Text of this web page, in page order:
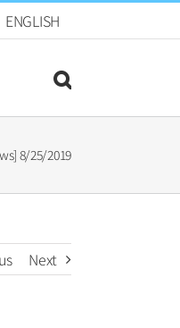
ENGLISH
8/25/2019
Next